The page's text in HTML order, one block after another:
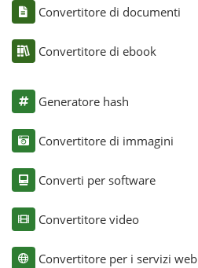
Convertitore di documenti
Convertitore di ebook
Generatore hash
Convertitore di immagini
Converti per software
Convertitore video
Convertitore per i servizi web